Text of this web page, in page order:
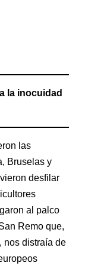
la inocuidad
las
Bruselas y
desfilar
al palco
Remo que,
nos distraía de